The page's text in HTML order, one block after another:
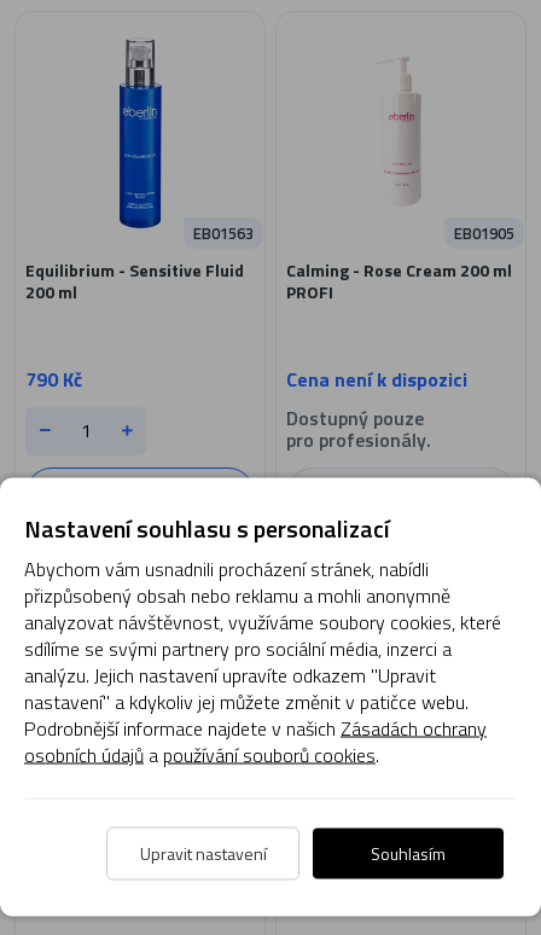
Equilibrium - Sensitive Fluid
200 ml
790 Kč
EB01563
Calming - Rose Cream 200 ml
PROFI
Cena není k dispozici
EB01905
Dostupný pouze
pro profesionály.
Calming - Rose Cream 50 ml
EB01893
JG Řasenka Mascara 24 h
Nastavení souhlasu s personalizací
Abychom vám usnadnili procházení stránek, nabídli
přizpůsobený obsah nebo reklamu a mohli anonymně
analyzovat návštěvnost, využíváme soubory cookies, které
sdílíme se svými partnery pro sociální média, inzerci a
analýzu. Jejich nastavení upravíte odkazem "Upravit
nastavení" a kdykoliv jej můžete změnit v patičce webu.
Podrobnější informace najdete v našich Zásadách ochrany
osobních údajů a používání souborů cookies.
Upravit nastavení Souhlasím